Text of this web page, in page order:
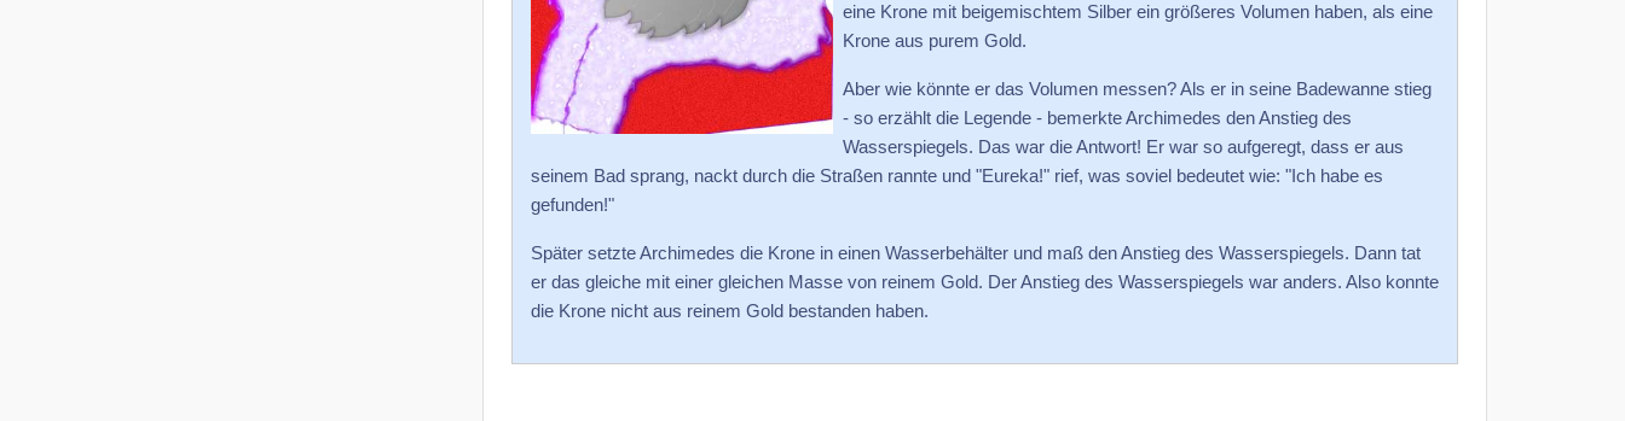
eine Krone mit beigemischtem Silber ein größeres Volumen haben, als eine
Krone aus purem Gold.
Aber wie könnte er das Volumen messen? Als er in seine Badewanne stieg
- so erzählt die Legende - bemerkte Archimedes den Anstieg des
Wasserspiegels. Das war die Antwort! Er war so aufgeregt, dass er aus
seinem Bad sprang, nackt durch die Straßen rannte und "Eureka!" rief, was soviel bedeutet wie: "Ich habe es
gefunden!"
Später setzte Archimedes die Krone in einen Wasserbehälter und maß den Anstieg des Wasserspiegels. Dann tat
er das gleiche mit einer gleichen Masse von reinem Gold. Der Anstieg des Wasserspiegels war anders. Also konnte
die Krone nicht aus reinem Gold bestanden haben.